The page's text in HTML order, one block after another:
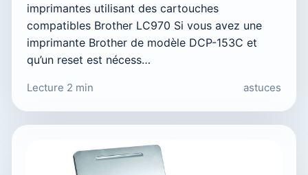
imprimantes utilisant des cartouches
compatibles Brother LC970 Si vous avez une
imprimante Brother de modèle DCP-153C et
qu’un reset est nécess…
Lecture 2 min astuces